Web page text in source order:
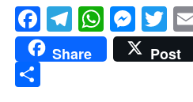
F
ac
e
T
el
e
W
h
at
M
e
ss
T
w
itt
Share Post